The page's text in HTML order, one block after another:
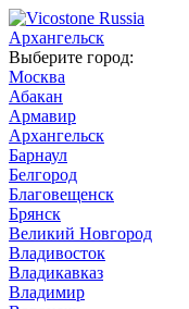
Архангельск
Выберите город:
Москва
Абакан
Армавир
Архангельск
Барнаул
Белгород
Благовещенск
Брянск
Великий Новгород
Владивосток
Владикавказ
Владимир